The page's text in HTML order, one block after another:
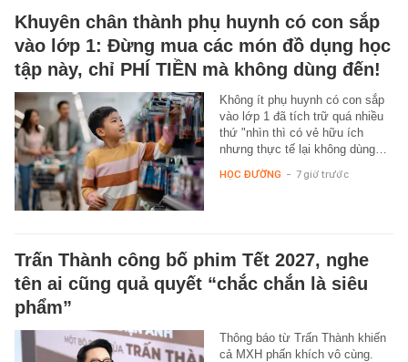
Khuyên chân thành phụ huynh có con sắp
vào lớp 1: Đừng mua các món đồ dụng học
tập này, chỉ PHÍ TIỀN mà không dùng đến!
Không ít phụ huynh có con sắp
vào lớp 1 đã tích trữ quá nhiều
thứ "nhìn thì có vẻ hữu ích
nhưng thực tế lại không dùng…
HỌC ĐƯỜNG - 7 giờ trước
Trấn Thành công bố phim Tết 2027, nghe
tên ai cũng quả quyết “chắc chắn là siêu
phẩm”
Thông báo từ Trấn Thành khiến
cả MXH phấn khích vô cùng.